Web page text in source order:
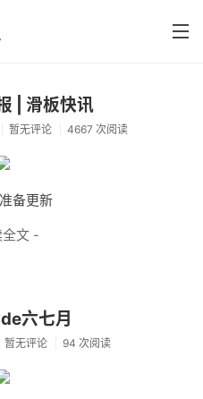
类
书
享
院
| 滑板快讯
暂无评论 4667 次阅读
备更新
文 -
六七月
暂无评论 94 次阅读